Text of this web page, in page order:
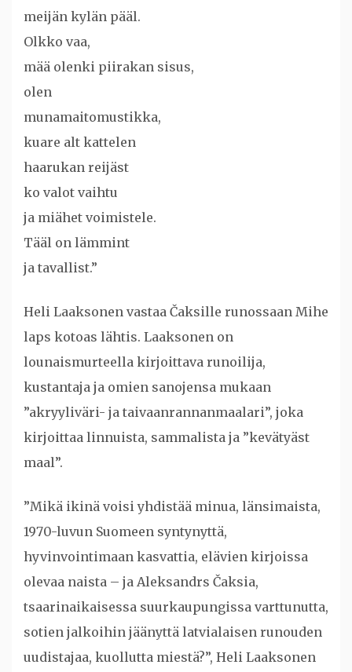
meijän kylän pääl.
Olkko vaa,
mää olenki piirakan sisus,
olen
munamaitomustikka,
kuare alt kattelen
haarukan reijäst
ko valot vaihtu
ja miähet voimistele.
Tääl on lämmint
ja tavallist.”
Heli Laaksonen vastaa Čaksille runossaan Mihe
laps kotoas lähtis. Laaksonen on
lounaismurteella kirjoittava runoilija,
kustantaja ja omien sanojensa mukaan
”akryyliväri- ja taivaanrannanmaalari”, joka
kirjoittaa linnuista, sammalista ja ”kevätyäst
maal”.
”Mikä ikinä voisi yhdistää minua, länsimaista,
1970-luvun Suomeen syntynyttä,
hyvinvointimaan kasvattia, elävien kirjoissa
olevaa naista – ja Aleksandrs Čaksia,
tsaarinaikaisessa suurkaupungissa varttunutta,
sotien jalkoihin jäänyttä latvialaisen runouden
uudistajaa, kuollutta miestä?”, Heli Laaksonen